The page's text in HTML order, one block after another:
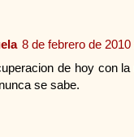
8 de febrero de
de hoy con
se sabe.